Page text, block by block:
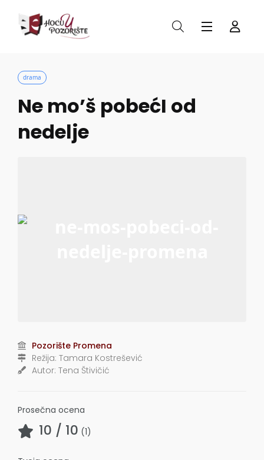
drama
Ne mo’š pobećI od
nedelje
Pozorište Promena
Režija: Tamara Kostrešević
Autor: Tena Štivičić
Prosečna ocena
10 / 10 (1)